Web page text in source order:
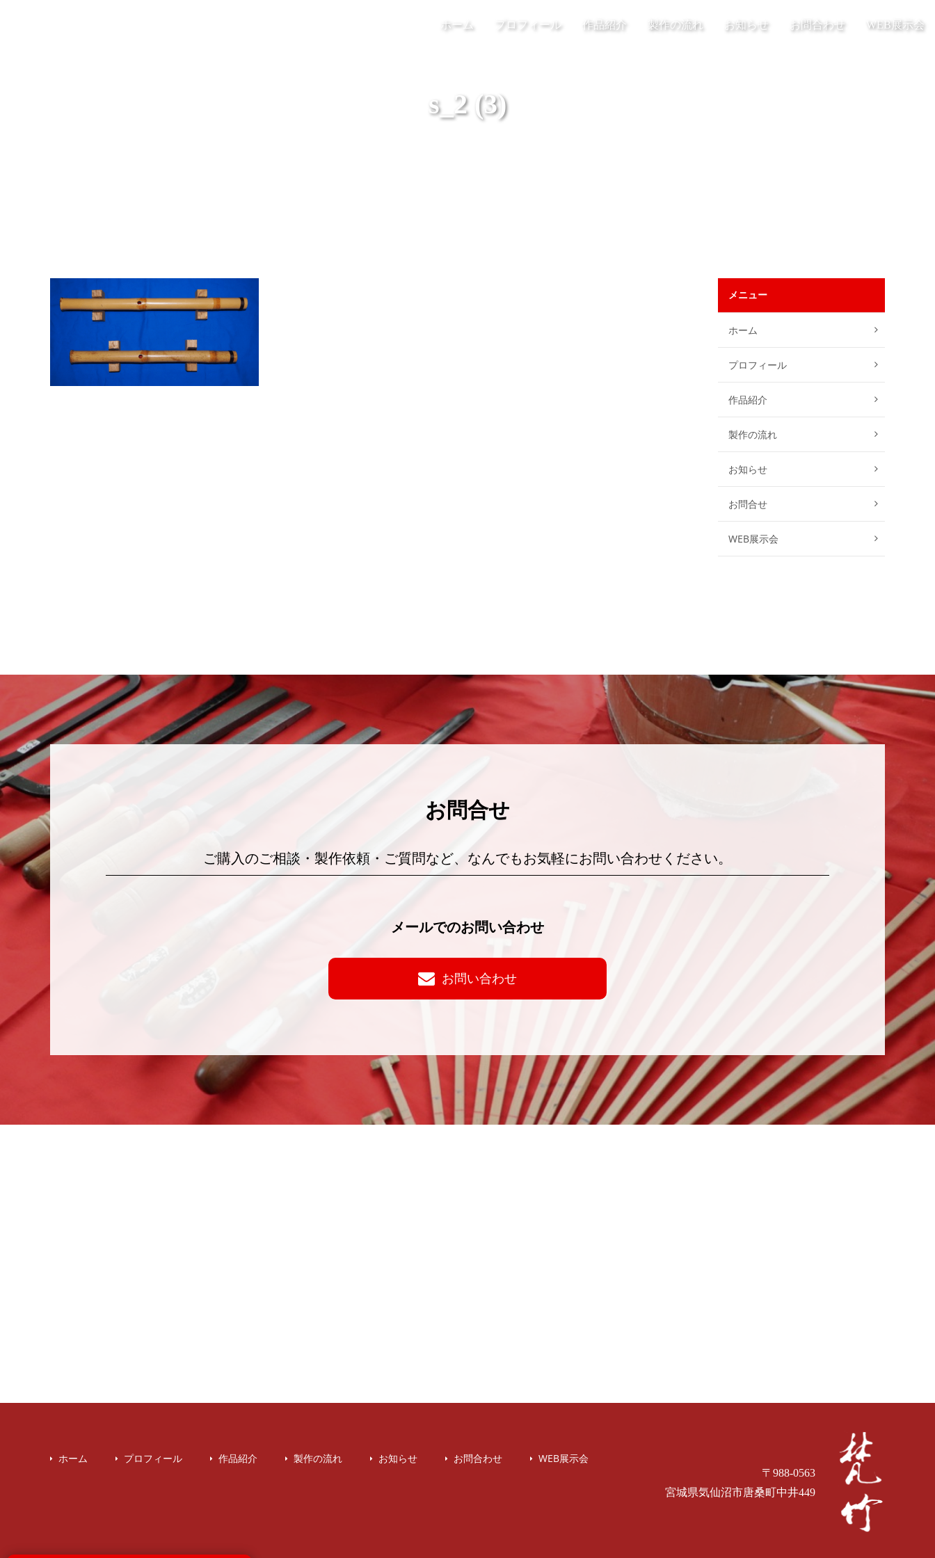
ホーム プロフィール 作品紹介 製作の流れ お知らせ お問合わせ WEB展示会
s_2 (3)
メニュー
ホーム
プロフィール
作品紹介
製作の流れ
お知らせ
お問合せ
WEB展示会
お問合せ
ご購入のご相談・製作依頼・ご質問など、なんでもお気軽にお問い合わせください。
メールでのお問い合わせ
お問い合わせ
ホーム プロフィール 作品紹介 製作の流れ お知らせ お問合わせ WEB展示会
〒988-0563
宮城県気仙沼市唐桑町中井449